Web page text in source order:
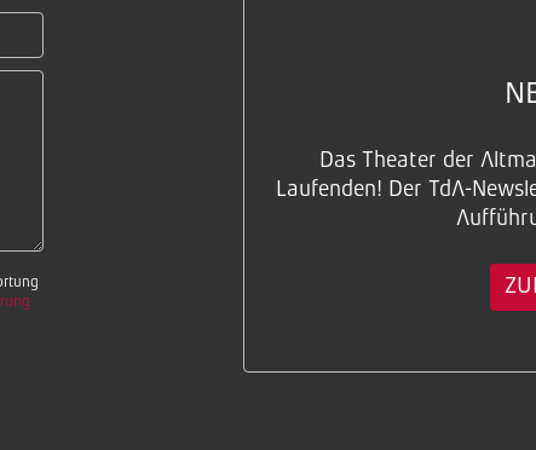
Das Theater der
Laufenden! Der TdA-